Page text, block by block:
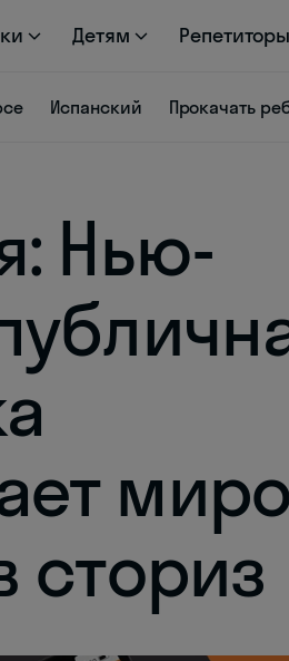
Детям Репетиторы
Испанский Прокачать
Нью-
сториз